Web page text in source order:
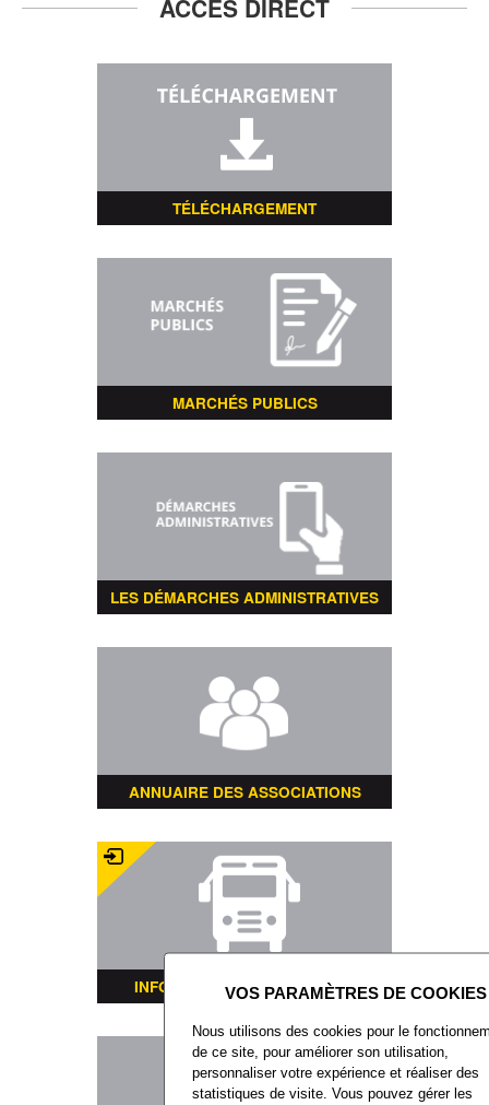
ACCÈS DIRECT
TÉLÉCHARGEMENT
MARCHÉS PUBLICS
LES DÉMARCHES ADMINISTRATIVES
ANNUAIRE DES ASSOCIATIONS
INFORMATIONS TRANSPORTS
Nous utilisons des cookies pour le
de ce site, pour améliorer son utilisation,
personnaliser votre expérience et réaliser des
statistiques de visite. Vous pouvez gérer les